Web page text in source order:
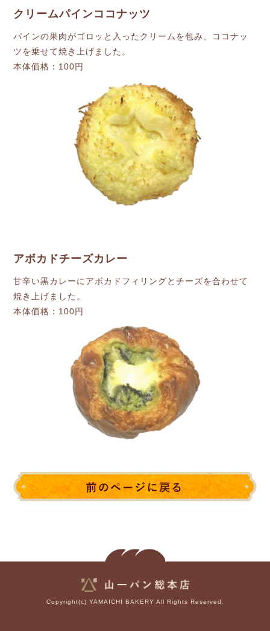
クリームパインココナッツ
パインの果肉がゴロッと入ったクリームを包み、ココナッ
ツを乗せて焼き上げました。
本体価格：100円
アボカドチーズカレー
甘辛い黒カレーにアボカドフィリングとチーズを合わせて
焼き上げました。
本体価格：100円
Copyright(c) YAMAICHI BAKERY All Rights Reserved.